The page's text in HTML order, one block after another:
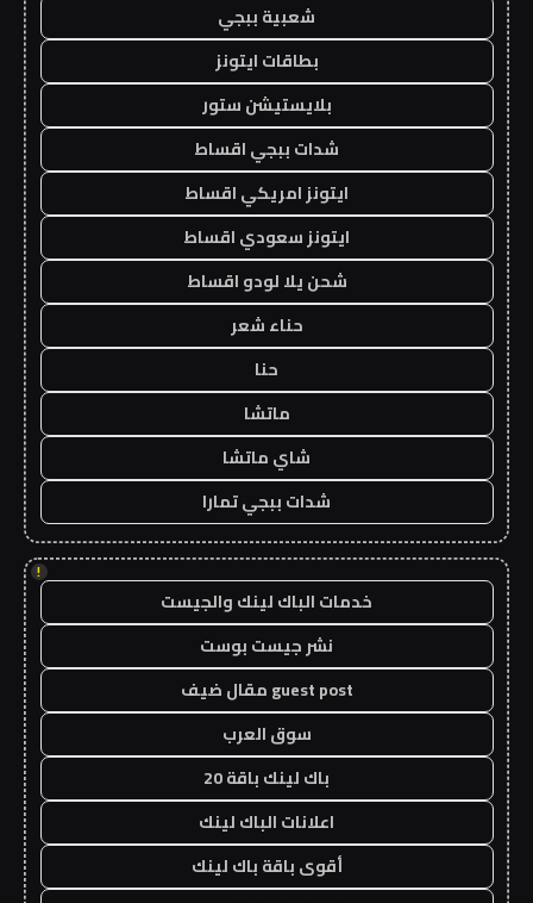
شعبية ببجي
بطاقات ايتونز
بلايستيشن ستور
شدات ببجي اقساط
ايتونز امريكي اقساط
ايتونز سعودي اقساط
شحن يلا لودو اقساط
حناء شعر
حنا
ماتشا
شاي ماتشا
شدات ببجي تمارا
!
خدمات الباك لينك والجيست
نشر جيست بوست
guest post مقال ضيف
سوق العرب
باك لينك باقة 20
اعلانات الباك لينك
أقوى باقة باك لينك